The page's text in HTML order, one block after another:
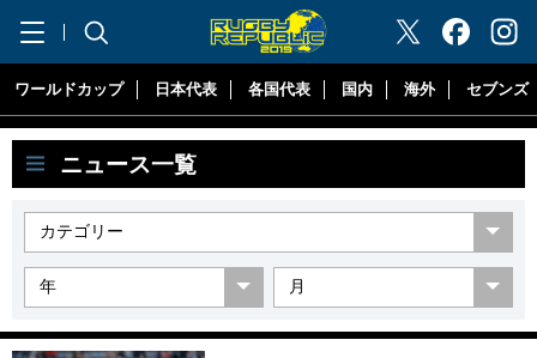
"ラグビーリパブリック"
ワールドカップ 日本代表 各国代表 国内 海外 セブンズ
ニュース一覧